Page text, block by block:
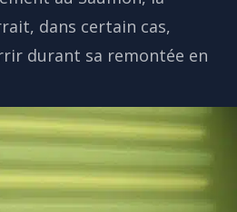
dans certain cas,
durant sa remontée en